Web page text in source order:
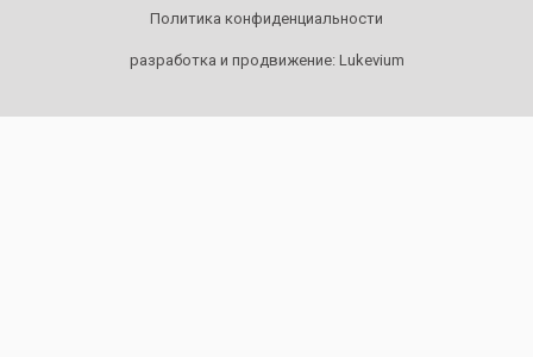
Политика конфиденциальности
разработка и продвижение: Lukevium